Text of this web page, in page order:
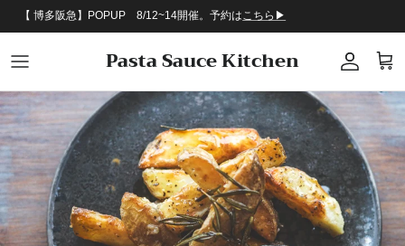
コンテンツへスキップ
【 博多阪急】POPUP 8/12~14開催。予約はこちら▶︎
Pasta Sauce Kitchen アカウン
カ